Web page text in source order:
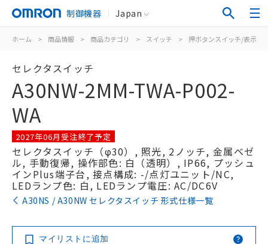
制御機器 Japan
ホーム > 商品情報 > 商品カテゴリ > スイッチ > 押ボタンスイッチ/表示灯
セレクタスイッチ
A30NW-2MM-TWA-P002-
WA
2027年06月受注終了予定
セレクタスイッチ（φ30）, 照光, 2ノッチ, 金属ベゼ
ル, 手動復帰, 操作部色: 白（透明）, IP66, プッシュ
インPlus端子台, 接点構成: -/点灯ユニット/NC,
LEDランプ色: 白, LEDランプ電圧: AC/DC6V
A30NS / A30NW セレクタスイッチ 形式仕様一覧
マイリストに追加